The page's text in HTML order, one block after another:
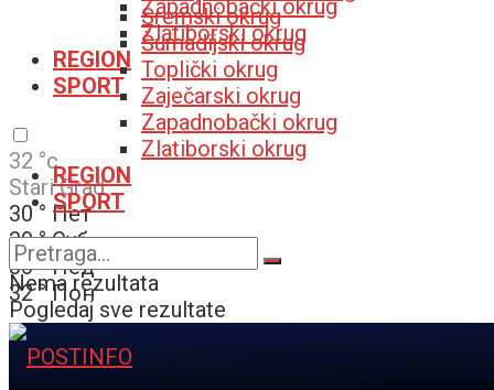
Zapadnobački okrug
Zlatiborski okrug
REGION
SPORT
32 °c
Stari Grad
30 ° Пет
30 ° Суб
30 ° Нед
32 ° Пон
Sremski okrug
Šumadijski okrug
Toplički okrug
Zaječarski okrug
Zapadnobački okrug
Zlatiborski okrug
REGION
SPORT
Nema rezultata
Pogledaj sve rezultate